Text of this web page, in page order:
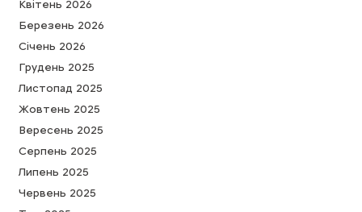
Квітень 2026
Березень 2026
Cічень 2026
Грудень 2025
Листопад 2025
Жовтень 2025
Вересень 2025
Серпень 2025
Липень 2025
Червень 2025